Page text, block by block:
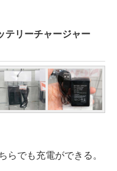
テリーチャージャー
でも充電ができる。